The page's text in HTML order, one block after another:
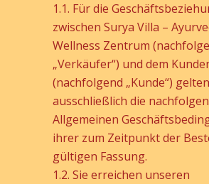
1.1. Für die
zwischen Surya Villa –
Wellness Zentrum
„Verkäufer“) und dem
(nachfolgend „Kunde“) gelten
ausschließlich die
Allgemeinen
ihrer zum Zeitpunkt der
gültigen Fassung.
1.2. Sie erreichen unseren